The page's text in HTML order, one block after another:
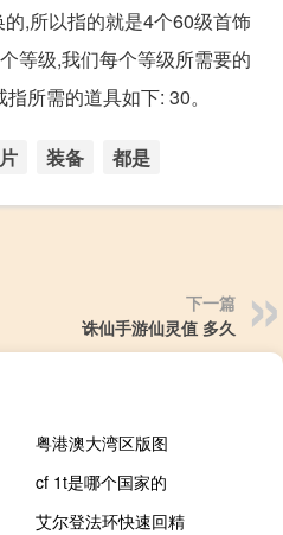
,所以指的就是4个60级首饰
等级,我们每个等级所需要的
所需的道具如下: 30。
装备 都是
下一篇
诛仙手游仙灵值 多久
粤港澳大湾区版图
cf 1t是哪个国家的
艾尔登法环快速回精